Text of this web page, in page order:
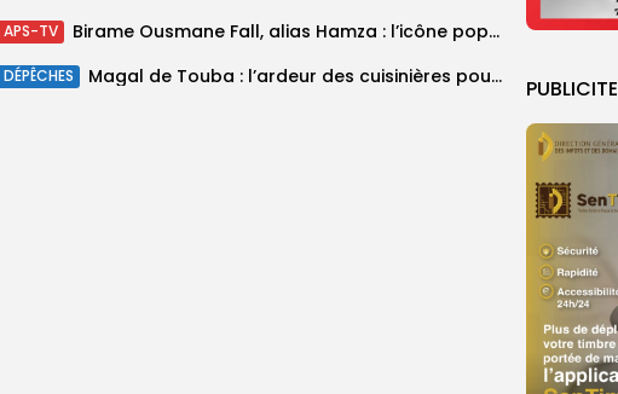
PUBLICITE
APS-TV Birame Ousmane Fall, alias Hamza : l’icône populaire du Grand Magal
DÉPÊCHES Magal de Touba : l’ardeur des cuisinières pour relever le défi de...